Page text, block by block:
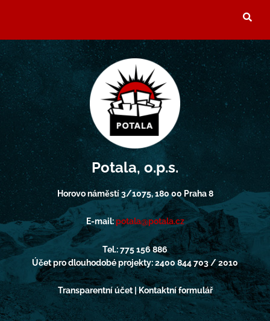
Potala, o.p.s.
Horovo náměstí 3/1075, 180 00 Praha 8
E-mail:potala@potala.cz
Tel.: 775 156 886
Účet pro dlouhodobé projekty: 2400 844 703 / 2010
Transparentní účet | Kontaktní formulář